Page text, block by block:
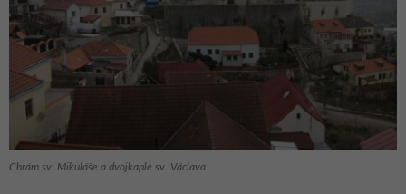
Chrám sv. Mikuláše a dvojkaple sv. Václava